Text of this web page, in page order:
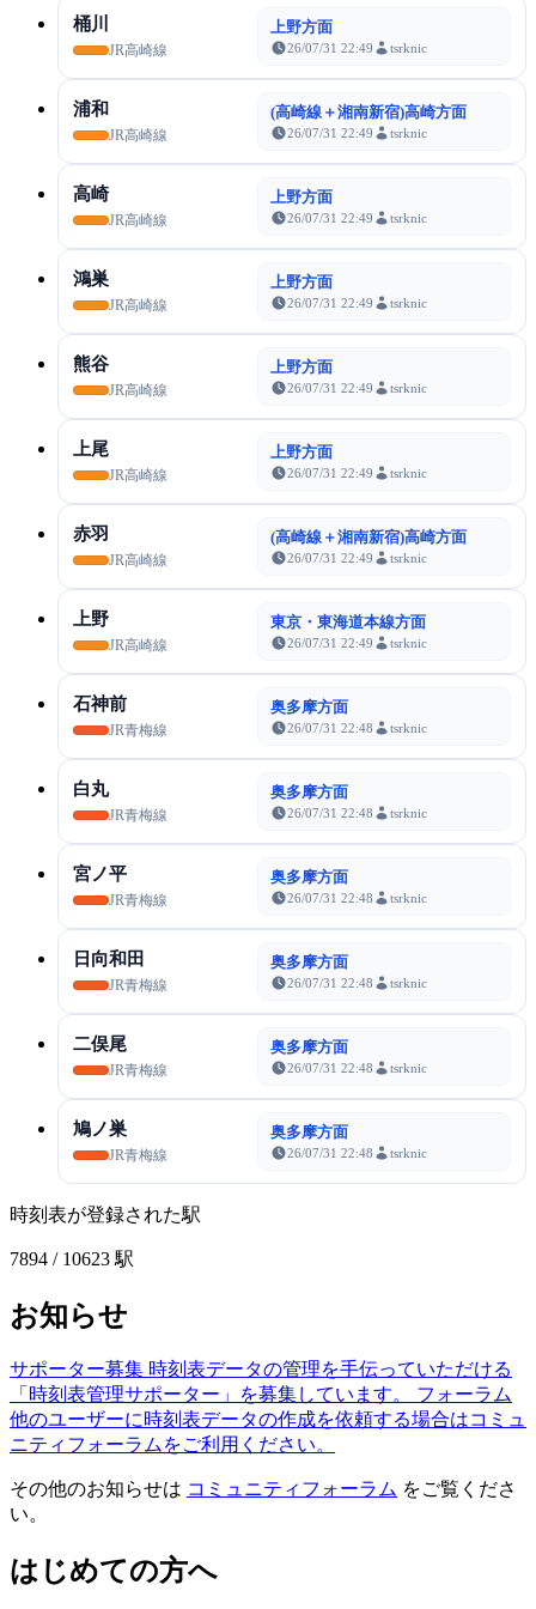
桶川
JR高崎線
上野方面
26/07/31 22:49 tsrknic
浦和
JR高崎線
(高崎線＋湘南新宿)高崎方面
26/07/31 22:49 tsrknic
高崎
JR高崎線
上野方面
26/07/31 22:49 tsrknic
鴻巣
JR高崎線
上野方面
26/07/31 22:49 tsrknic
熊谷
JR高崎線
上野方面
26/07/31 22:49 tsrknic
上尾
JR高崎線
上野方面
26/07/31 22:49 tsrknic
赤羽
JR高崎線
(高崎線＋湘南新宿)高崎方面
26/07/31 22:49 tsrknic
上野
JR高崎線
東京・東海道本線方面
26/07/31 22:49 tsrknic
石神前
JR青梅線
奥多摩方面
26/07/31 22:48 tsrknic
白丸
JR青梅線
奥多摩方面
26/07/31 22:48 tsrknic
宮ノ平
JR青梅線
奥多摩方面
26/07/31 22:48 tsrknic
日向和田
JR青梅線
奥多摩方面
26/07/31 22:48 tsrknic
二俣尾
JR青梅線
奥多摩方面
26/07/31 22:48 tsrknic
鳩ノ巣
JR青梅線
奥多摩方面
26/07/31 22:48 tsrknic
時刻表が登録された駅
7894 / 10623 駅
お知らせ
サポーター募集 時刻表データの管理を手伝っていただける
「時刻表管理サポーター」を募集しています。
フォーラム
他のユーザーに時刻表データの作成を依頼する場合はコミュ
ニティフォーラムをご利用ください。
その他のお知らせは コミュニティフォーラム をご覧くださ
い。
はじめての方へ